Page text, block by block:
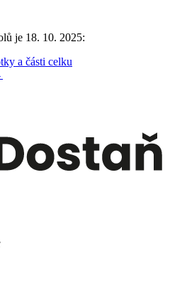
je 18. 10. 2025:
a části celku